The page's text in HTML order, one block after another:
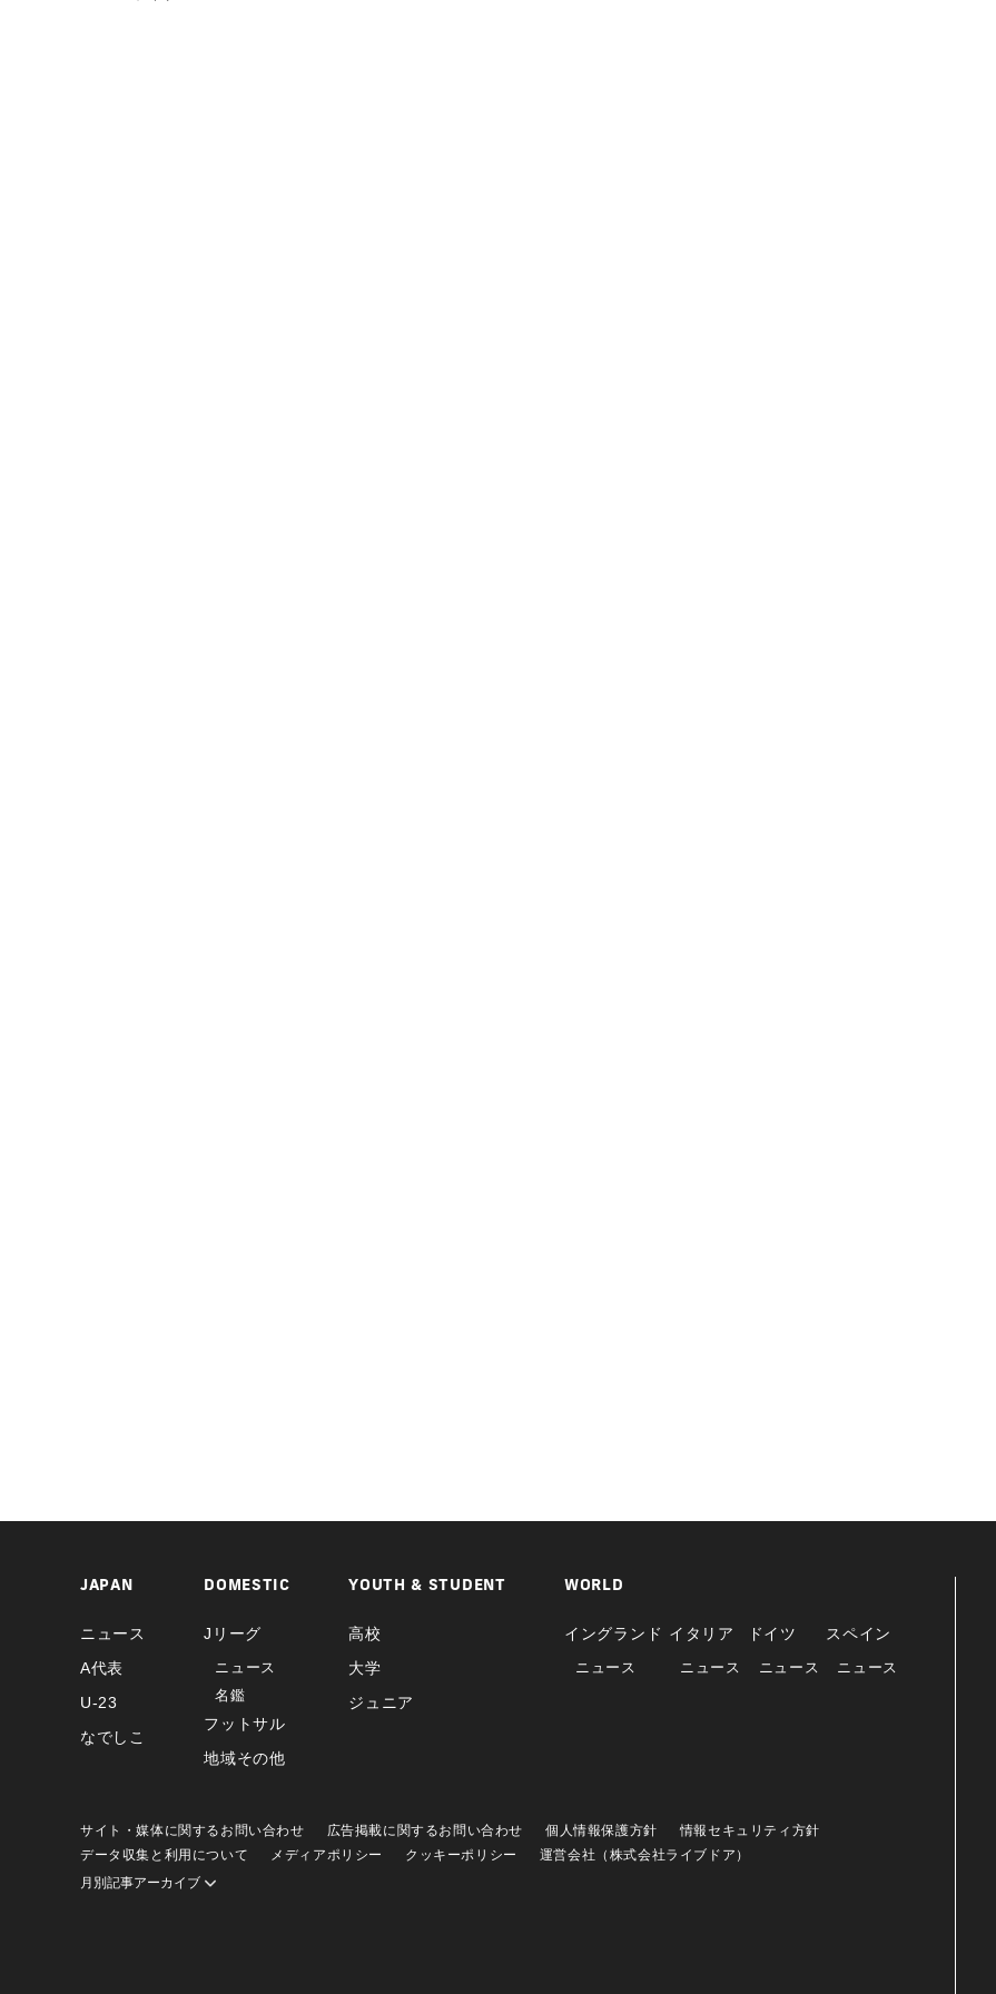
JAPAN
ニュース
A代表
U-23
なでしこ
DOMESTIC
Jリーグ
ニュース
名鑑
フットサル
地域その他
YOUTH & STUDENT
高校
大学
ジュニア
WORLD
イングランド
ニュース
イタリア
ニュース
ドイツ
ニュース
スペイン
ニュース
サイト・媒体に関するお問い合わせ 広告掲載に関するお問い合わせ 個人情報保護方針
情報セキュリティ方針
データ収集と利用について
メディアポリシー クッキーポリシー
運営会社（株式会社ライブドア）
月別記事アーカイブ